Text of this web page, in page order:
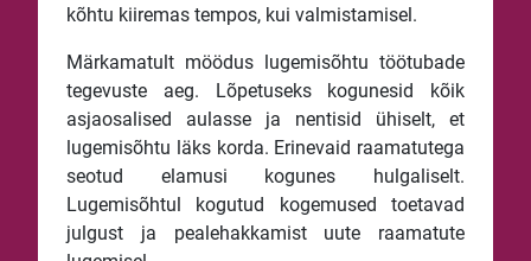
kõhtu kiiremas tempos, kui valmistamisel.
Märkamatult möödus lugemisõhtu töötubade
tegevuste aeg. Lõpetuseks kogunesid kõik
asjaosalised aulasse ja nentisid ühiselt, et
lugemisõhtu läks korda. Erinevaid raamatutega
seotud elamusi kogunes hulgaliselt.
Lugemisõhtul kogutud kogemused toetavad
julgust ja pealehakkamist uute raamatute